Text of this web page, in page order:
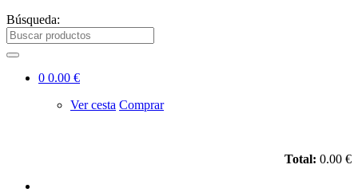
Búsqueda:
0 0.00 €
Ver cesta Comprar
Total: 0.00 €